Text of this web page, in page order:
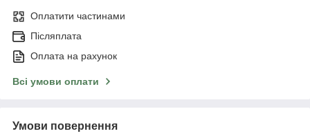
Оплатити частинами
Післяплата
Оплата на рахунок
Всі умови оплати
Умови повернення